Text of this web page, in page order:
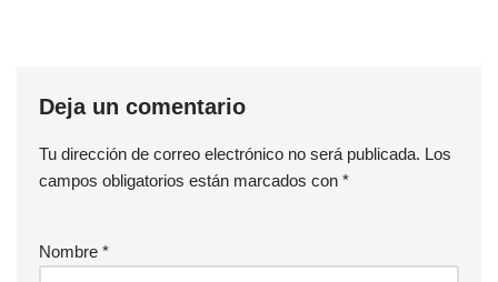
Deja un comentario
Tu dirección de correo electrónico no será publicada. Los
campos obligatorios están marcados con *
Nombre *